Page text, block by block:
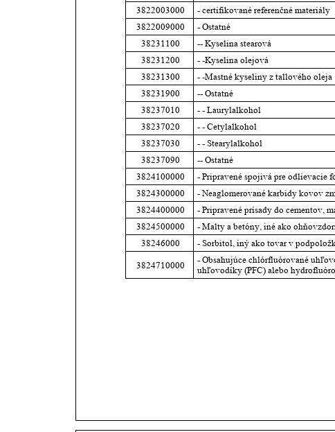
3822003000
- certifikované referenčné materiály
3822009000
- Ostatné
38231100
-- Kyselina stearová
38231200
- -Kyselina olejová
38231300
- -Mastné kyseliny z tallového oleja
38231900
-- Ostatné
38237010
- - Laurylalkohol
38237020
- - Cetylalkohol
38237030
- - Stearylalkohol
38237090
-- Ostatné
3824100000
- Pripravené spojivá pre odlievacie
3824300000
- Neaglomerované karbidy kovov
3824400000
- Pripravené prísady do cementov,
3824500000
- Malty a betóny, iné ako
38246000
- Sorbitol, iný ako tovar v
3824710000
- Obsahujúce chlórfluórované
uhľovodíky (PFC) alebo